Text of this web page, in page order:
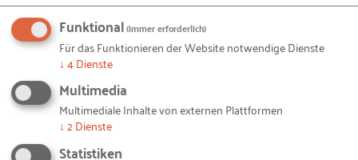
ihres soziotechnischen Ansatzes und der
ganzheitliche Betrachtung der
Digitalisierungsprozesse bestätigt. Welche
Empfehlungen sich aus ihrer Sicht ergaben stellten
Jörg Bahlow (GITTA mbH), Alexander Bendel (IAQ)
und Dr. Frank Lennings (ifaa e. V.) am virtuellen
Stehtisch dar.
Funktional(immer erforderlich)
Für das Funktionieren der Website notwendige Dienste
↓ 4Dienste
Multimedia
Multimediale Inhalte von externen Plattformen
↓ 2Dienste
Statistiken